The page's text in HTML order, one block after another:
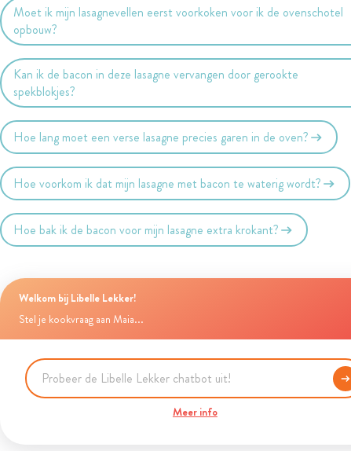
Moet ik mijn lasagnevellen eerst voorkoken voor ik de ovenschotel
opbouw?
Kan ik de bacon in deze lasagne vervangen door gerookte
spekblokjes?
Hoe lang moet een verse lasagne precies garen in de oven?
Hoe voorkom ik dat mijn lasagne met bacon te waterig wordt?
Hoe bak ik de bacon voor mijn lasagne extra krokant?
Welkom bij Libelle Lekker!
Stel je kookvraag aan Maia...
Meer info